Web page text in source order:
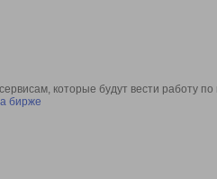
которые будут вести работу
бирже